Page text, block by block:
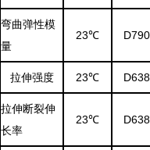
弯曲弹性模
量
23℃ D790
拉伸强度 23℃ D638
拉伸断裂伸
长率
23℃ D638